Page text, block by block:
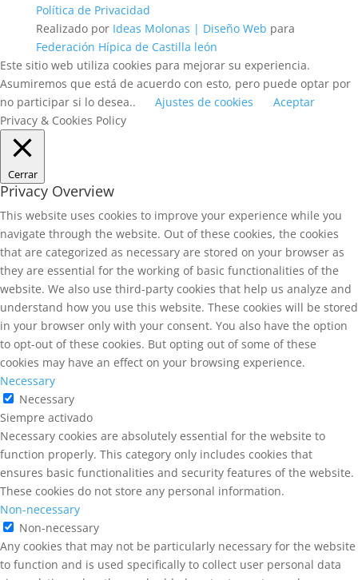
Política de Privacidad
Realizado por Ideas Molonas | Diseño Web para
Federación Hípica de Castilla león
Este sitio web utiliza cookies para mejorar su experiencia.
Asumiremos que está de acuerdo con esto, pero puede optar por
no participar si lo desea..
Ajustes de cookies
Aceptar
Privacy & Cookies Policy
Cerrar
Privacy Overview
This website uses cookies to improve your experience while you
navigate through the website. Out of these cookies, the cookies
that are categorized as necessary are stored on your browser as
they are essential for the working of basic functionalities of the
website. We also use third-party cookies that help us analyze and
understand how you use this website. These cookies will be stored
in your browser only with your consent. You also have the option
to opt-out of these cookies. But opting out of some of these
cookies may have an effect on your browsing experience.
Necessary
Necessary
Siempre activado
Necessary cookies are absolutely essential for the website to
function properly. This category only includes cookies that
ensures basic functionalities and security features of the website.
These cookies do not store any personal information.
Non-necessary
Non-necessary
Any cookies that may not be particularly necessary for the website
to function and is used specifically to collect user personal data